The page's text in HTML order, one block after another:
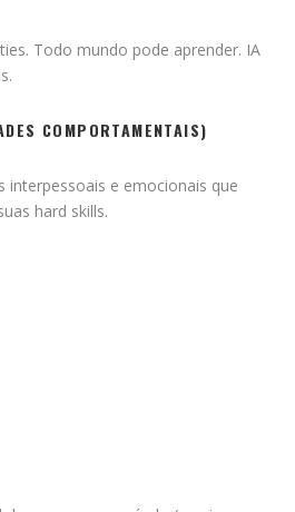
Todo mundo pode aprender. IA
COMPORTAMENTAIS)
interpessoais e emocionais que
hard skills.